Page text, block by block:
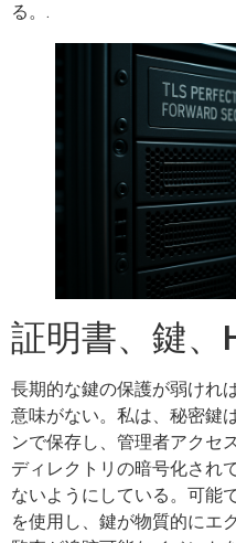
る。.
証明書、鍵、
長期的な鍵の保護が弱けれ
意味がない。私は、秘密鍵
ンで保存し、管理者アクセ
ディレクトリの暗号化され
ないようにしている。可能
を使用し、鍵が物質的にエ